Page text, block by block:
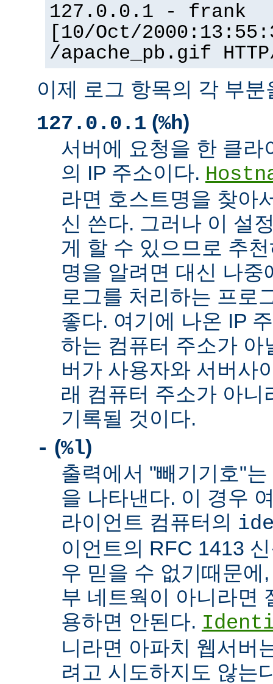
127.0.0.1 - frank
[10/Oct/
/apache_pb.gif
이제 로그 항목의 각 부
127.0.0.1 (%h)
서버에 요청을 한 클라
의 IP 주소이다.
라면 호스트명을 찾아
신 쓴다. 그러나 이 설
게 할 수 있으므로 추
명을 알려면 대신 나
로그를 처리하는 프로
좋다. 여기에 나온 IP
하는 컴퓨터 주소가 아
버가 사용자와 서버사
래 컴퓨터 주소가 아니
기록될 것이다.
- (%l)
출력에서 "빼기기호"
을 나타낸다. 이 경우
라이언트 컴퓨터의
이언트의 RFC 1413
우 믿을 수 없기때문에
부 네트웍이 아니라면
용하면 안된다.
니라면 아파치 웹서버
려고 시도하지도 않는